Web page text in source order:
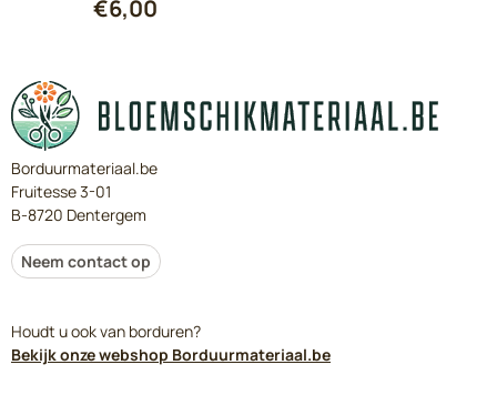
€6,00
Borduurmateriaal.be
Fruitesse 3-01
B-8720 Dentergem
Neem contact op
Houdt u ook van borduren?
Bekijk onze webshop Borduurmateriaal.be